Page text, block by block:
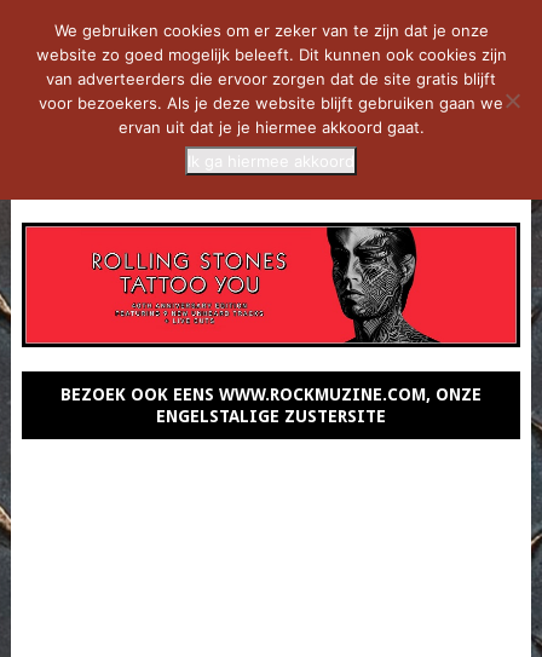
BEZOEK OOK EENS WWW.ROCKMUZINE.COM, ONZE
ENGELSTALIGE ZUSTERSITE
We gebruiken cookies om er zeker van te zijn dat je onze
website zo goed mogelijk beleeft. Dit kunnen ook cookies zijn
van adverteerders die ervoor zorgen dat de site gratis blijft
voor bezoekers. Als je deze website blijft gebruiken gaan we
ervan uit dat je je hiermee akkoord gaat.
Ik ga hiermee akkoord